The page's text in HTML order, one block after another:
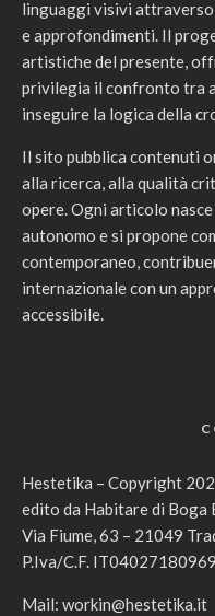
linguaggi visivi
e approfondimenti. Il
artistiche del presente,
privilegia il confronto tra
inseguire la logica della
Il sito pubblica contenuti
alla ricerca, alla qualità
opere. Ogni articolo
autonomo e si propone
contemporaneo,
internazionale con un
accessibile.
Hestetika – Copyright
edito da Habitare di Boga
Via Fiume, 63 – 21049
P.Iva/C.F. IT04027180969
Mail: workin@hestetika.it